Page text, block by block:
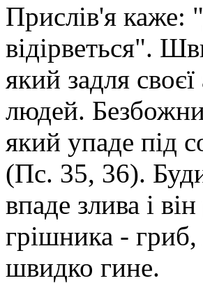
Прислів'я каже:
відірветься".
який задля
людей.
який упаде під
(Пс. 35, 36).
впаде злива і
грішника - гриб,
швидко гине.